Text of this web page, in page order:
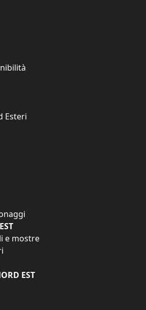
Esteri
e mostre
EST